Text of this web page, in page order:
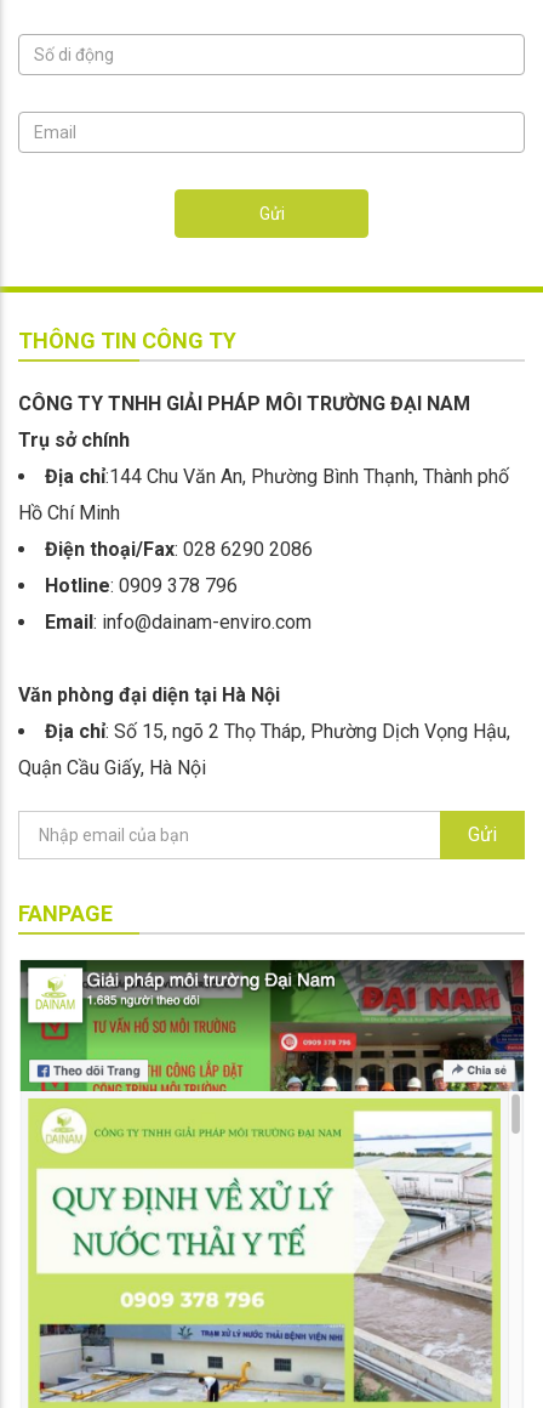
Gửi
THÔNG TIN CÔNG TY
CÔNG TY TNHH GIẢI PHÁP MÔI TRƯỜNG ĐẠI NAM
Trụ sở chính
Địa chỉ:144 Chu Văn An, Phường Bình Thạnh, Thành phố
Hồ Chí Minh
Điện thoại/Fax: 028 6290 2086
Hotline: 0909 378 796
Email: info@dainam-enviro.com
Văn phòng đại diện tại Hà Nội
Địa chỉ: Số 15, ngõ 2 Thọ Tháp, Phường Dịch Vọng Hậu,
Quận Cầu Giấy, Hà Nội
Gửi
FANPAGE